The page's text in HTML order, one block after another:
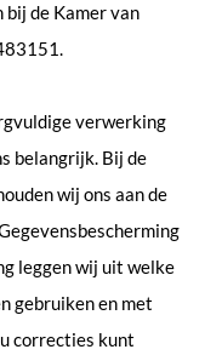
bij de Kamer van
verwerking
belangrijk. Bij de
wij ons aan de
leggen wij uit welke
gebruiken en met
correcties kunt